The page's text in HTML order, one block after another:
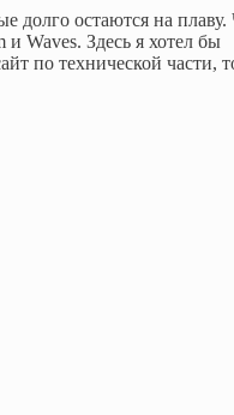
долго остаются на плаву.
Waves. Здесь я хотел бы
по технической части,